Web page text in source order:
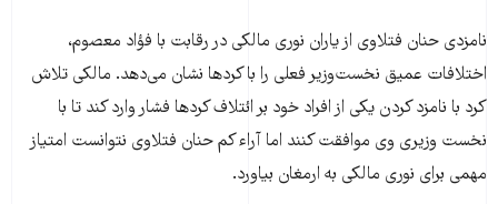
نامزدی حنان فتلاوی از یاران نوری مالکی در رقابت با فؤاد معصوم،
اختلافات عمیق نخست‌وزیر فعلی را با کردها نشان می‌دهد. مالکی تلاش
کرد با نامزد کردن یکی از افراد خود بر ائتلاف کردها فشار وارد کند تا با
نخست وزیری وی موافقت کنند اما آراء کم حنان فتلاوی نتوانست امتیاز
مهمی برای نوری مالکی به ارمغان بیاورد.